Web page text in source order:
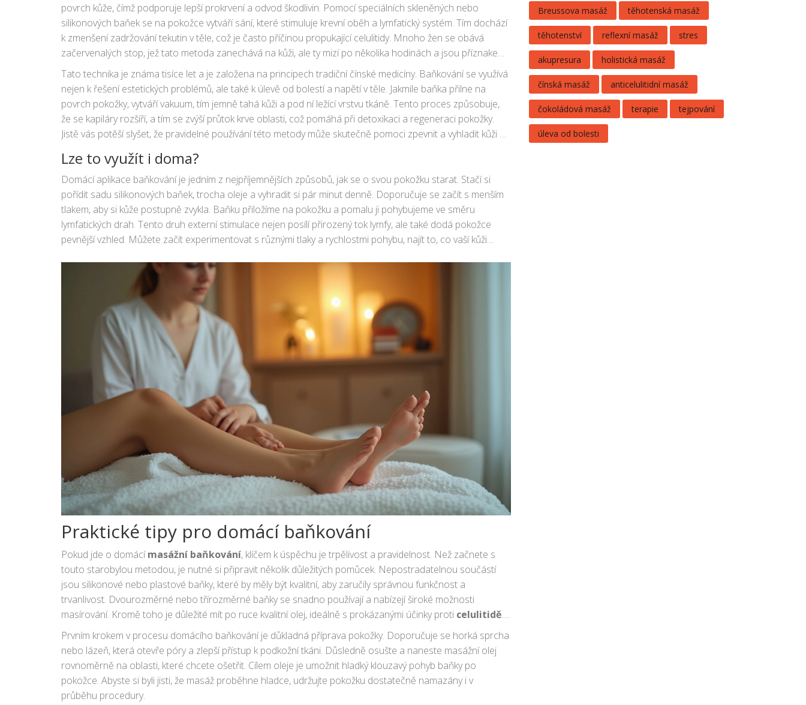
povrch kůže, čímž podporuje lepší prokrvení a odvod škodlivin. Pomocí speciálních skleněných nebo
silikonových baňek se na pokožce vytváří sání, které stimuluje krevní oběh a lymfatický systém. Tím dochází
k zmenšení zadržování tekutin v těle, což je často příčinou propukající celulitidy. Mnoho žen se obává
začervenalých stop, jež tato metoda zanechává na kůži, ale ty mizí po několika hodinách a jsou příznakem
správného účinku
terapie
Tato technika je známa tisíce let a je založena na principech tradiční čínské medicíny. Baňkování se využívá
nejen k řešení estetických problémů, ale také k úlevě od bolestí a napětí v těle. Jakmile baňka přilne na
povrch pokožky, vytváří vakuum, tím jemně tahá kůži a pod ní ležící vrstvu tkáně. Tento proces způsobuje,
že se kapiláry rozšíří, a tím se zvýší průtok krve oblasti, což pomáhá při detoxikaci a regeneraci pokožky.
Jistě vás potěší slyšet, že pravidelné používání této metody může skutečně pomoci zpevnit a vyhladit kůži a
Lze to využít i doma?
Domácí aplikace baňkování je jedním z nejpříjemnějších způsobů, jak se o svou pokožku starat. Stačí si
pořídit sadu silikonových baňek, trocha oleje a vyhradit si pár minut denně. Doporučuje se začít s menším
tlakem, aby si kůže postupně zvykla. Baňku přiložíme na pokožku a pomalu ji pohybujeme ve směru
lymfatických drah. Tento druh externí stimulace nejen posílí přirozený tok lymfy, ale také dodá pokožce
pevnější vzhled. Můžete začít experimentovat s různými tlaky a rychlostmi pohybu, najít to, co vaší kůži
bez přítomnosti celulitidy.
Praktické tipy pro domácí baňkování
Pokud jde o domácímasážní baňkování, klíčem k úspěchu je trpělivost a pravidelnost. Než začnete s
touto starobylou metodou, je nutné si připravit několik důležitých pomůcek. Nepostradatelnou součástí
jsou silikonové nebo plastové baňky, které by měly být kvalitní, aby zaručily správnou funkčnost a
trvanlivost. Dvourozměrné nebo třírozměrné baňky se snadno používají a nabízejí široké možnosti
masírování. Kromě toho je důležité mít po ruce kvalitní olej, ideálně s prokázanými účinky proti celulitidě.
Výborně poslouží například olej z hroznových jadérek, kokosový nebo mandlový.
Prvním krokem v procesu domácího baňkování je důkladná příprava pokožky. Doporučuje se horká sprcha
nebo lázeň, která otevře póry a zlepší přístup k podkožní tkáni. Důsledně osušte a naneste masážní olej
rovnoměrně na oblasti, které chcete ošetřit. Cílem oleje je umožnit hladký klouzavý pohyb baňky po
pokožce. Abyste si byli jisti, že masáž proběhne hladce, udržujte pokožku dostatečně namazány i v
průběhu procedury.
Breussova masáž těhotenská masáž
těhotenství reflexní masáž stres
akupresura holistická masáž
čínská masáž anticelulitidní masáž
čokoládová masáž terapie tejpování
úleva od bolesti